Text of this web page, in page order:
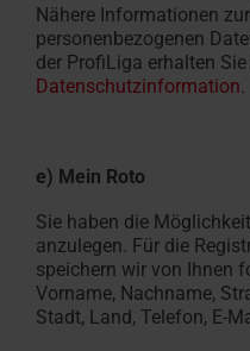
Nähere Informationen
personenbezogenen
der ProfiLiga erhalten
Datenschutzinformation.
e) Mein Roto
Sie haben die
anzulegen. Für die
speichern wir von Ihnen
Vorname, Nachname,
Stadt, Land, Telefon, E-